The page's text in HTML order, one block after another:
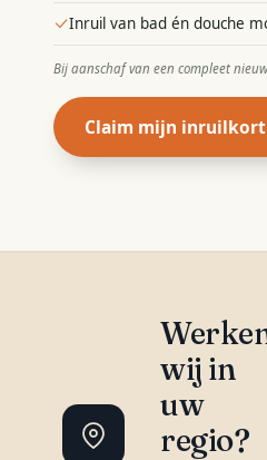
Inruil van bad én douche
Bij aanschaf van een compleet
Claim mijn
wij in
uw
regio?